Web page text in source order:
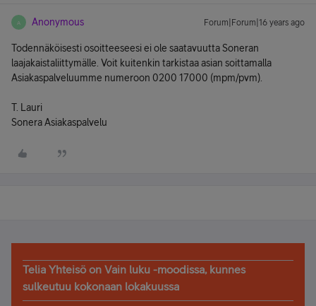
A Anonymous Forum|Forum|16 years ago
Todennäköisesti osoitteeseesi ei ole saatavuutta Soneran
laajakaistaliittymälle. Voit kuitenkin tarkistaa asian soittamalla
Asiakaspalveluumme numeroon 0200 17000 (mpm/pvm).
T. Lauri
Sonera Asiakaspalvelu
Telia Yhteisö on Vain luku -moodissa, kunnes
sulkeutuu kokonaan lokakuussa